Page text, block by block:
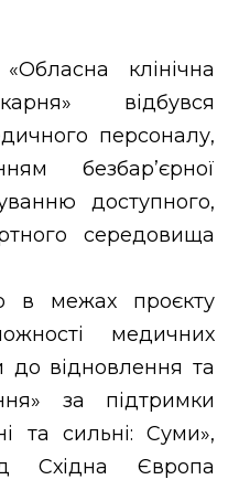
клінічна
відбувся
персоналу,
безбар’єрної
доступного,
середовища
межах проєкту
медичних
до відновлення та
за підтримки
та сильні: Суми»,
Східна Європа